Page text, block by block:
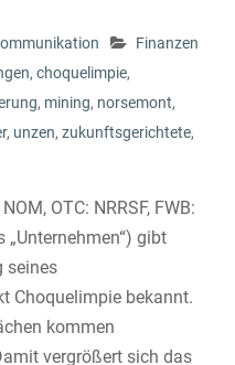
Finanzen
, choquelimpie,
, mining, norsemont,
, unzen, zukunftsgerichtete,
OTC: NRRSF, FWB:
„Unternehmen“) gibt
seines
Choquelimpie bekannt.
kommen
vergrößert sich das